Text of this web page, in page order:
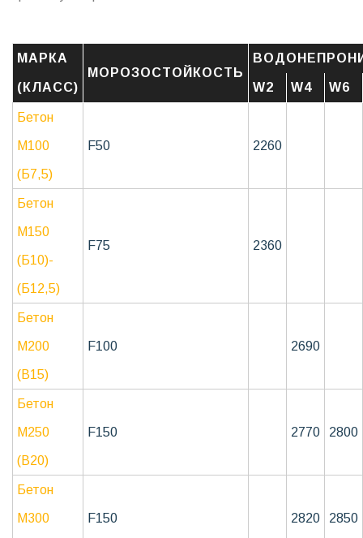
МАРКА
(КЛАСС)
МОРОЗОСТОЙКОСТЬ
W2 W4 W6
Бетон
М100
(Б7,5)
F50 2260
Бетон
М150
(Б10)-
(Б12,5)
F75 2360
Бетон
М200
(B15)
F100 2690
Бетон
М250
(В20)
F150 2770 2800
Бетон
М300 F150 2820 2850